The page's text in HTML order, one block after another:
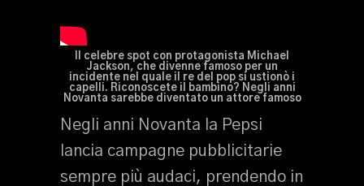
Il celebre spot con protagonista Michael
Jackson, che divenne famoso per un
incidente nel quale il re del pop si ustionò i
capelli. Riconoscete il bambino? Negli anni
Novanta sarebbe diventato un attore famoso
Negli anni Novanta la Pepsi
lancia campagne pubblicitarie
sempre più audaci, prendendo in